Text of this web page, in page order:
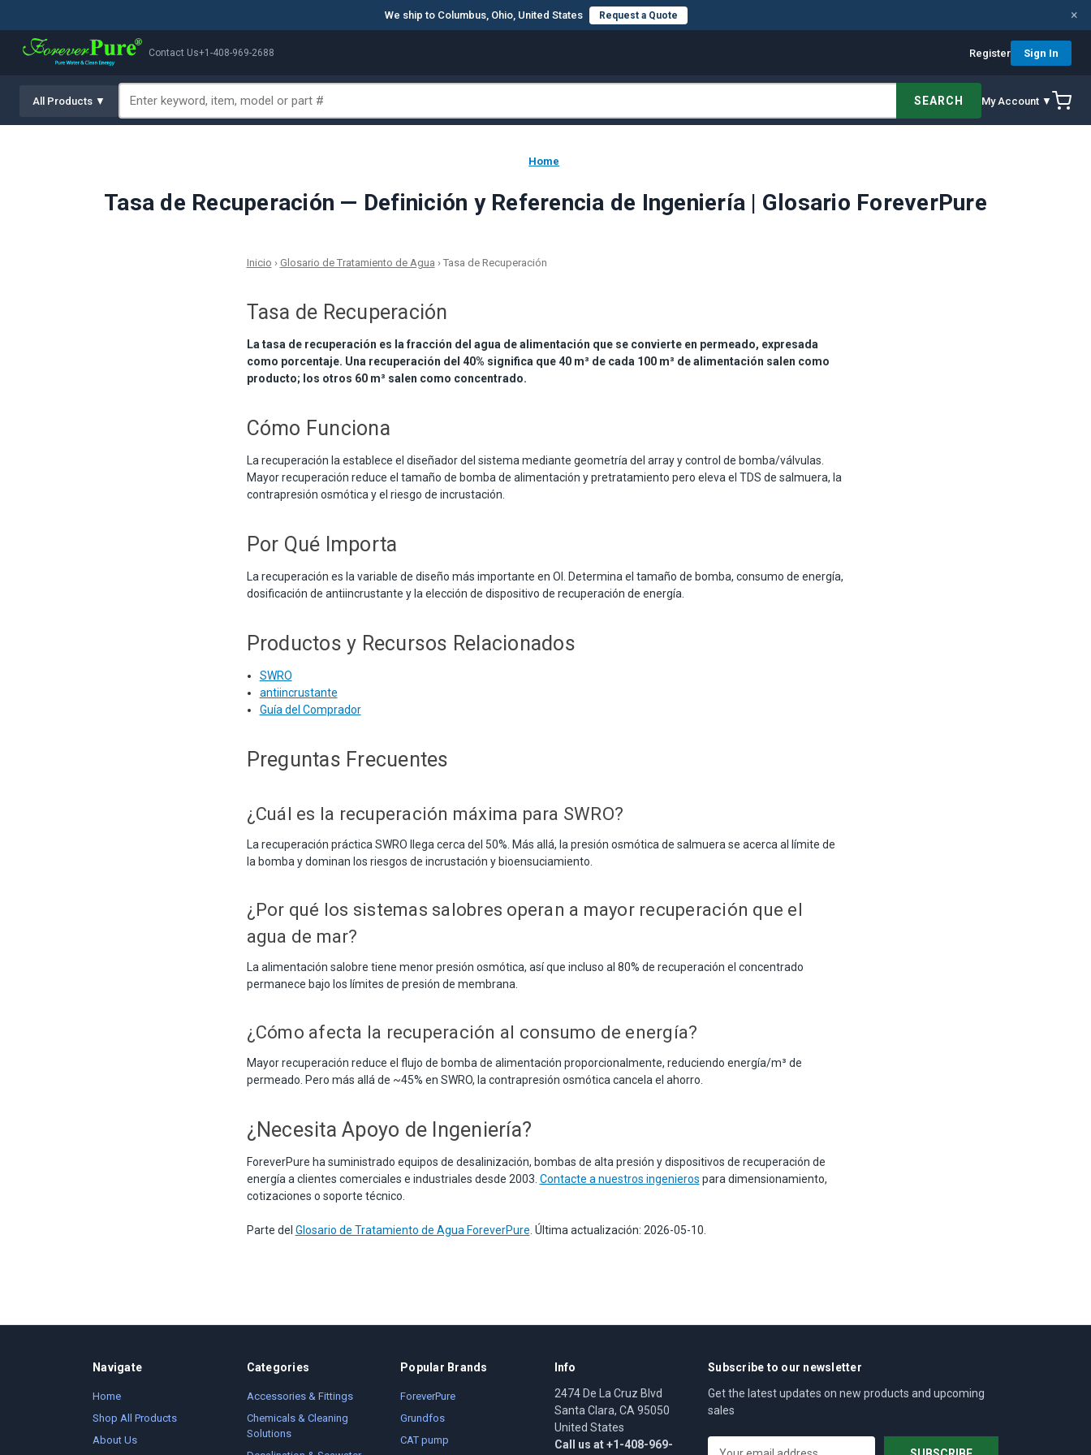
We ship to Columbus, Ohio, United States Request a Quote ×
Contact Us+1-408-969-2688 Register Sign In
All Products ▼ SEARCH My Account ▼
Home
Tasa de Recuperación — Definición y Referencia de Ingeniería | Glosario ForeverPure
Inicio › Glosario de Tratamiento de Agua › Tasa de Recuperación
Tasa de Recuperación
La tasa de recuperación es la fracción del agua de alimentación que se convierte en permeado, expresada
como porcentaje. Una recuperación del 40% significa que 40 m³ de cada 100 m³ de alimentación salen como
producto; los otros 60 m³ salen como concentrado.
Cómo Funciona
La recuperación la establece el diseñador del sistema mediante geometría del array y control de bomba/válvulas.
Mayor recuperación reduce el tamaño de bomba de alimentación y pretratamiento pero eleva el TDS de salmuera, la
contrapresión osmótica y el riesgo de incrustación.
Por Qué Importa
La recuperación es la variable de diseño más importante en OI. Determina el tamaño de bomba, consumo de energía,
dosificación de antiincrustante y la elección de dispositivo de recuperación de energía.
Productos y Recursos Relacionados
SWRO
antiincrustante
Guía del Comprador
Preguntas Frecuentes
¿Cuál es la recuperación máxima para SWRO?
La recuperación práctica SWRO llega cerca del 50%. Más allá, la presión osmótica de salmuera se acerca al límite de
la bomba y dominan los riesgos de incrustación y bioensuciamiento.
¿Por qué los sistemas salobres operan a mayor recuperación que el
agua de mar?
La alimentación salobre tiene menor presión osmótica, así que incluso al 80% de recuperación el concentrado
permanece bajo los límites de presión de membrana.
¿Cómo afecta la recuperación al consumo de energía?
Mayor recuperación reduce el flujo de bomba de alimentación proporcionalmente, reduciendo energía/m³ de
permeado. Pero más allá de ~45% en SWRO, la contrapresión osmótica cancela el ahorro.
¿Necesita Apoyo de Ingeniería?
ForeverPure ha suministrado equipos de desalinización, bombas de alta presión y dispositivos de recuperación de
energía a clientes comerciales e industriales desde 2003. Contacte a nuestros ingenieros para dimensionamiento,
cotizaciones o soporte técnico.
Parte del Glosario de Tratamiento de Agua ForeverPure . Última actualización: 2026-05-10.
Navigate
Home
Shop All Products
About Us
Categories
Accessories & Fittings
Chemicals & Cleaning
Solutions
Popular Brands
ForeverPure
Grundfos
CAT pump
Info
2474 De La Cruz Blvd
Santa Clara, CA 95050
United States
Call us at +1-408-969-
Subscribe to our newsletter
Get the latest updates on new products and upcoming
sales